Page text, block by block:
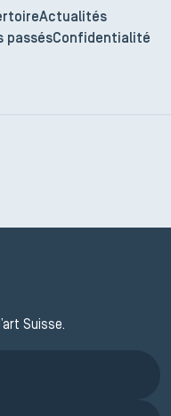
Actualités
passésConfidentialité
Suisse.